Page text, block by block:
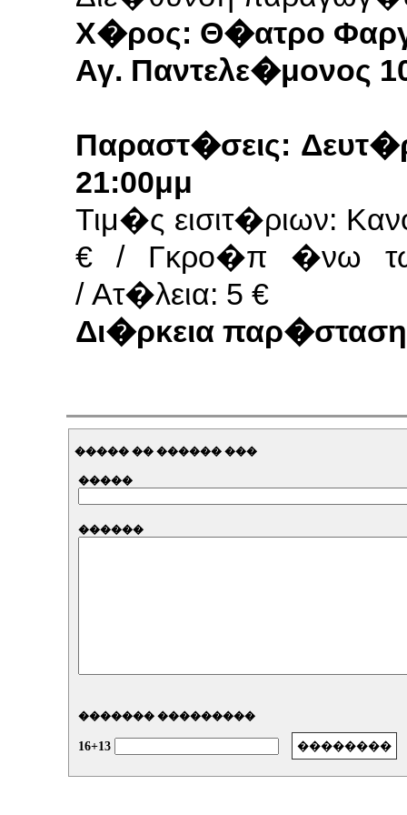
Χ�ρος: Θ�ατρο
Αγ. Παντελε�μονος
Παραστ�σεις:
21:00μμ
Τιμ�ς εισιτ�ριων:
€ / Γκρο�π �νω
/Ατ�λεια: 5 €
Δι�ρκεια
����� �� ������ ���
�����
������
������� ���������
16+13